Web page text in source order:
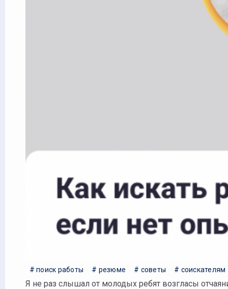
# поиск работы # резюме # советы # соискателям
Я не раз слышал от молодых ребят возгласы отчаяния в стиле «как же найти работу, не имея опыта, откуда мне взять опыт,